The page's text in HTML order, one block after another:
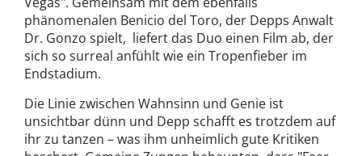
phänomenalen Benicio del Toro, der Depps Anwalt
Dr. Gonzo spielt, liefert das Duo einen Film ab, der
sich so surreal anfühlt wie ein Tropenfieber im
Endstadium.
Die Linie zwischen Wahnsinn und Genie ist
unsichtbar dünn und Depp schafft es trotzdem auf
ihr zu tanzen – was ihm unheimlich gute Kritiken